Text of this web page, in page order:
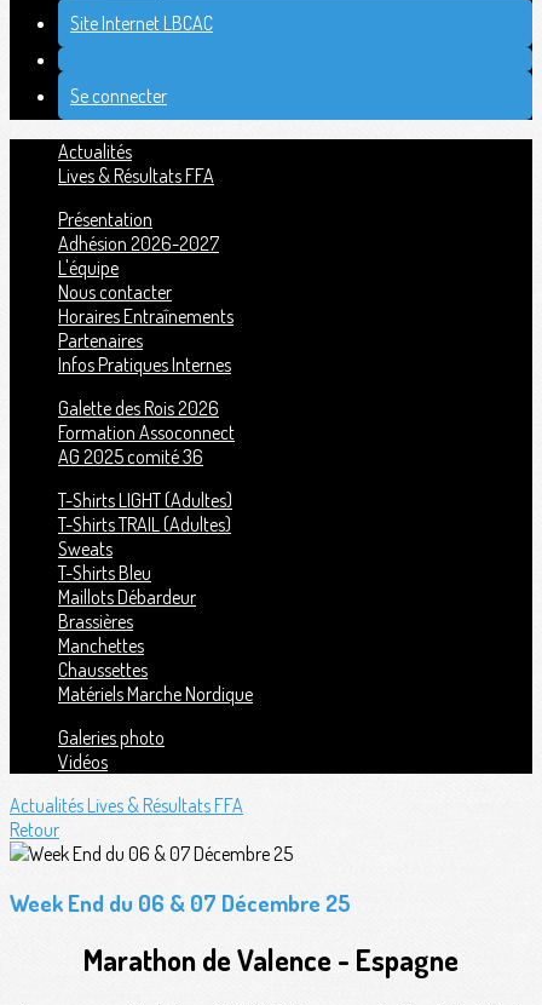
Site Internet LBCAC
Se connecter
Actualités
Lives & Résultats FFA
Présentation
Adhésion 2026-2027
L'équipe
Nous contacter
Horaires Entraînements
Partenaires
Infos Pratiques Internes
Galette des Rois 2026
Formation Assoconnect
AG 2025 comité 36
T-Shirts LIGHT (Adultes)
T-Shirts TRAIL (Adultes)
Sweats
T-Shirts Bleu
Maillots Débardeur
Brassières
Manchettes
Chaussettes
Matériels Marche Nordique
Galeries photo
Vidéos
Actualités Lives & Résultats FFA
Retour
Week End du 06 & 07 Décembre 25
Marathon de Valence - Espagne